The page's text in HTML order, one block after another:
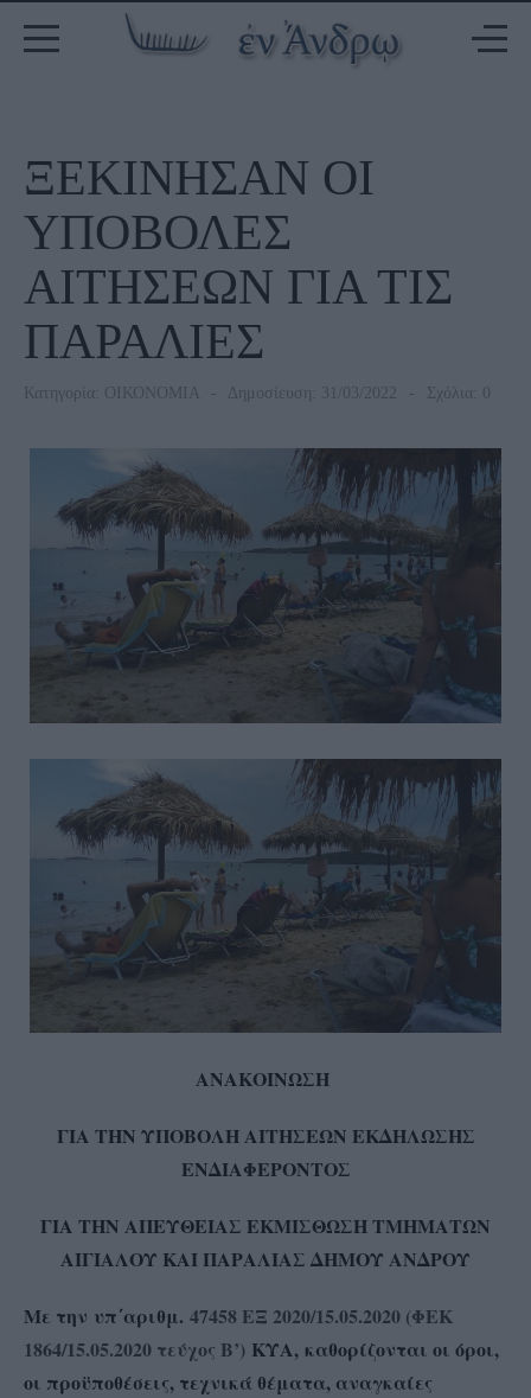
ΞΕΚΙΝΗΣΑΝ ΟΙ
ΥΠΟΒΟΛΕΣ
ΑΙΤΗΣΕΩΝ ΓΙΑ ΤΙΣ
ΠΑΡΑΛΙΕΣ
Κατηγορία: ΟΙΚΟΝΟΜΙΑ Δημοσίευση: 31/03/2022 Σχόλια: 0
ΑΝΑΚΟΙΝΩΣΗ
ΓΙΑ ΤΗΝ ΥΠΟΒΟΛΗ ΑΙΤΗΣΕΩΝ ΕΚΔΗΛΩΣΗΣ
ΕΝΔΙΑΦΕΡΟΝΤΟΣ
ΓΙΑ ΤΗΝ ΑΠΕΥΘΕΙΑΣ ΕΚΜΙΣΘΩΣΗ ΤΜΗΜΑΤΩΝ
ΑΙΓΙΑΛΟΥ ΚΑΙ ΠΑΡΑΛΙΑΣ ΔΗΜΟΥ ΑΝΔΡΟΥ
Με την υπ΄αριθμ. 47458 ΕΞ 2020/15.05.2020 (ΦΕΚ
1864/15.05.2020 τεύχος Β’) ΚΥΑ, καθορίζονται οι όροι,
οι προϋποθέσεις, τεχνικά θέματα, αναγκαίες